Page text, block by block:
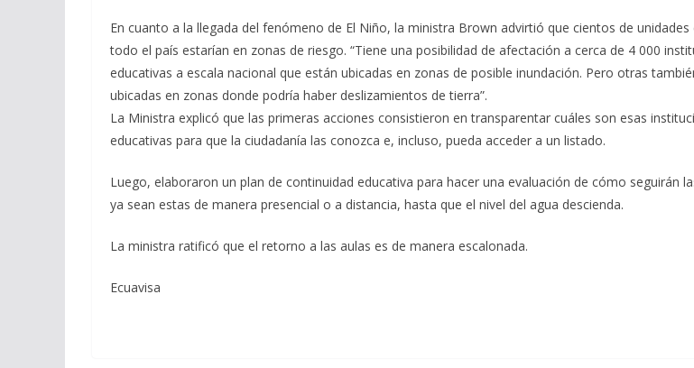
En cuanto a la llegada del fenómeno de El Niño, la ministra Brown advirtió que cientos de unidades
todo el país estarían en zonas de riesgo. “Tiene una posibilidad de afectación a cerca de 4 000
educativas a escala nacional que están ubicadas en zonas de posible inundación. Pero otras
ubicadas en zonas donde podría haber deslizamientos de tierra”.
La Ministra explicó que las primeras acciones consistieron en transparentar cuáles son esas
educativas para que la ciudadanía las conozca e, incluso, pueda acceder a un listado.
Luego, elaboraron un plan de continuidad educativa para hacer una evaluación de cómo seguirán
ya sean estas de manera presencial o a distancia, hasta que el nivel del agua descienda.
La ministra ratificó que el retorno a las aulas es de manera escalonada.
Ecuavisa